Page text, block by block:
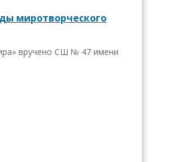
миротворческого
вручено СШ № 47 имени